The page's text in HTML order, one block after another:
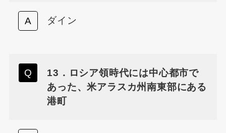
ダイン
13．ロシア領時代には中心都市で
あった、米アラスカ州南東部にある
港町